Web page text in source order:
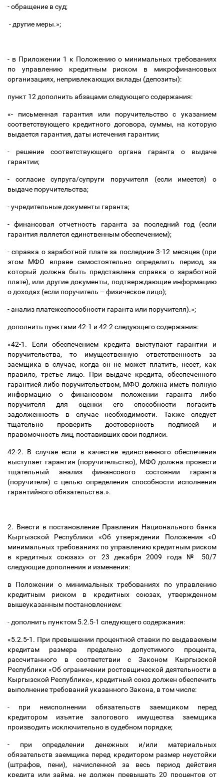
- обращение в суд;
- другие меры.»;
- в Приложении 1 к Положению о минимальных требованиях
по управлению кредитным риском в микрофинансовых
организациях, непривлекающих вклады (депозиты):
пункт 12 дополнить абзацами следующего содержания:
«- письменная гарантия или поручительство с указанием
соответствующего кредитного договора, суммы, на которую
выдается гарантия, даты истечения гарантии;
- решение соответствующего органа гаранта о выдаче
гарантии;
- согласие супруга/супруги поручителя (если имеется) о
выдаче поручительства;
- учредительные документы гаранта;
- финансовая отчетность гаранта за последний год (если
гарантия является единственным обеспечением);
- справка о заработной плате за последние 3-12 месяцев (при
этом МФО вправе самостоятельно определить период, за
который должна быть представлена справка о заработной
плате), или другие документы, подтверждающие информацию
о доходах (если поручитель – физическое лицо);
- анализ платежеспособности гаранта или поручителя).»;
дополнить пунктами 42-1 и 42-2 следующего содержания:
«42-1. Если обеспечением кредита выступают гарантии и
поручительства, то имущественную ответственность за
заемщика в случае, когда он не может платить, несет, как
правило, третье лицо. При выдаче кредита, обеспеченного
гарантией либо поручительством, МФО должна иметь полную
информацию о финансовом положении гаранта либо
поручителя для оценки его способности погасить
задолженность в случае необходимости. Также следует
тщательно проверить достоверность подписей и
правомочность лиц, поставивших свои подписи.
42-2. В случае если в качестве единственного обеспечения
выступает гарантия (поручительство), МФО должна провести
тщательный анализ финансового состоянии гаранта
(поручителя) с целью определения способности исполнения
гарантийного обязательства.».
2. Внести в постановление Правления Национального банка
Кыргызской Республики «Об утверждении Положения «О
минимальных требованиях по управлению кредитным риском
в кредитных союзах» от 23 декабря 2009 года № 50/7
следующие дополнения и изменения:
в Положении о минимальных требованиях по управлению
кредитным риском в кредитных союзах, утвержденном
вышеуказанным постановлением:
- дополнить пунктом 5.2.5-1 следующего содержания:
«5.2.5-1. При превышении процентной ставки по выдаваемым
кредитам размера предельно допустимого процента,
рассчитанного в соответствии с Законом Кыргызской
Республики «Об ограничении ростовщической деятельности в
Кыргызской Республике», кредитный союз должен обеспечить
выполнение требований указанного Закона, в том числе:
- при неисполнении обязательств заемщиком перед
кредитором изъятие залогового имущества заемщика
производить исключительно в судебном порядке;
- при определении денежных и/или материальных
обязательств заемщика перед кредитором размер неустойки
(штрафов, пени), начисленной за весь период действия
кредита или займа, не должен превышать 20 процентов от